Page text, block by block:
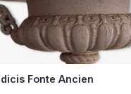
Fonte Ancien